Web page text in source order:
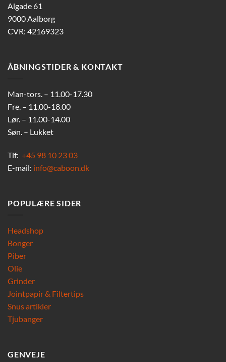
Algade 61
9000 Aalborg
CVR: 42169323
ÅBNINGSTIDER & KONTAKT
Man-tors. – 11.00-17.30
Fre. – 11.00-18.00
Lør. – 11.00-14.00
Søn. – Lukket
Tlf: +45 98 10 23 03
E-mail: info@caboon.dk
POPULÆRE SIDER
Headshop
Bonger
Piber
Olie
Grinder
Jointpapir & Filtertips
Snus artikler
Tjubanger
GENVEJE